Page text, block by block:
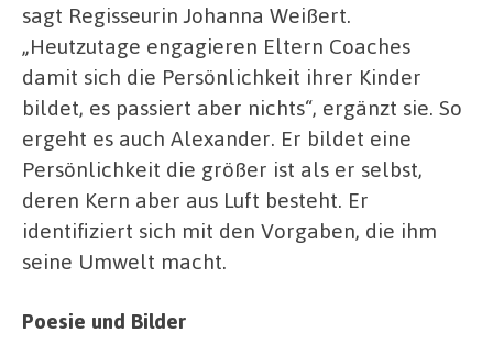
sagt Regisseurin Johanna Weißert.
„Heutzutage engagieren Eltern Coaches
damit sich die Persönlichkeit ihrer Kinder
bildet, es passiert aber nichts“, ergänzt sie. So
ergeht es auch Alexander. Er bildet eine
Persönlichkeit die größer ist als er selbst,
deren Kern aber aus Luft besteht. Er
identifiziert sich mit den Vorgaben, die ihm
seine Umwelt macht.
Poesie und Bilder